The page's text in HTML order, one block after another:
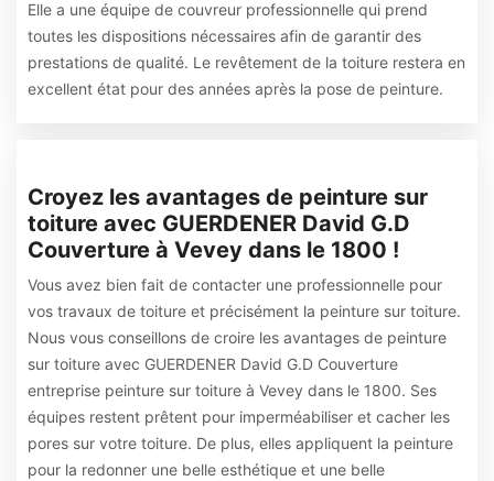
Elle a une équipe de couvreur professionnelle qui prend
toutes les dispositions nécessaires afin de garantir des
prestations de qualité. Le revêtement de la toiture restera en
excellent état pour des années après la pose de peinture.
Croyez les avantages de peinture sur
toiture avec GUERDENER David G.D
Couverture à Vevey dans le 1800 !
Vous avez bien fait de contacter une professionnelle pour
vos travaux de toiture et précisément la peinture sur toiture.
Nous vous conseillons de croire les avantages de peinture
sur toiture avec GUERDENER David G.D Couverture
entreprise peinture sur toiture à Vevey dans le 1800. Ses
équipes restent prêtent pour imperméabiliser et cacher les
pores sur votre toiture. De plus, elles appliquent la peinture
pour la redonner une belle esthétique et une belle